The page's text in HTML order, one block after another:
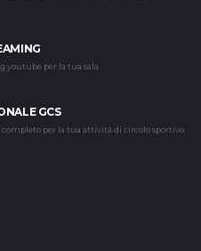
youtube per la tua sala.
GCS
completo per la tua attività di circolo sportivo.